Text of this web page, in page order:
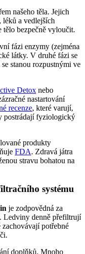
našeho těla. Jejich
léků a vedlejších
tělo bezpečně vyloučit.
fázi enzymy (zejména
látky. V druhé fázi se
stanou rozpustnými ve
Detox nebo
nastartování
recenze, které varují,
postrádají fyziologický
produkty
FDA. Zdravá játra
stravu bohatou na
systému
je zodpovědná za
Ledviny denně přefiltrují
potřebné
doplňků. Mnoho